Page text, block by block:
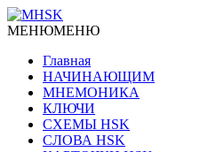
МЕНЮМЕНЮ
Главная
НАЧИНАЮЩИМ
МНЕМОНИКА
КЛЮЧИ
СХЕМЫ HSK
СЛОВА HSK